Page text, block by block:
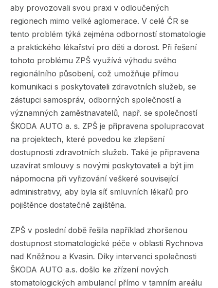
aby provozovali svou praxi v odloučených
regionech mimo velké aglomerace. V celé ČR se
tento problém týká zejména odborností stomatologie
a praktického lékařství pro děti a dorost. Při řešení
tohoto problému ZPŠ využívá výhodu svého
regionálního působení, což umožňuje přímou
komunikaci s poskytovateli zdravotních služeb, se
zástupci samospráv, odborných společností a
významných zaměstnavatelů, např. se společností
ŠKODA AUTO a. s. ZPŠ je připravena spolupracovat
na projektech, které povedou ke zlepšení
dostupnosti zdravotních služeb. Také je připravena
uzavírat smlouvy s novými poskytovateli a být jim
nápomocna při vyřizování veškeré související
administrativy, aby byla síť smluvních lékařů pro
pojištěnce dostatečně zajištěna.
ZPŠ v poslední době řešila například zhoršenou
dostupnost stomatologické péče v oblasti Rychnova
nad Kněžnou a Kvasin. Díky intervenci společnosti
ŠKODA AUTO a.s. došlo ke zřízení nových
stomatologických ambulancí přímo v tamním areálu